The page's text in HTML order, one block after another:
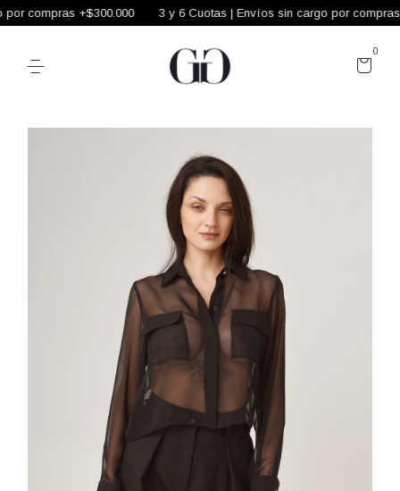
compras +$300.000 3 y 6 Cuotas | Envíos sin cargo por compras
0